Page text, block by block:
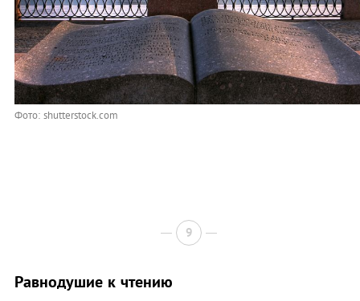
Фото: shutterstock.com
9
Равнодушие к чтению